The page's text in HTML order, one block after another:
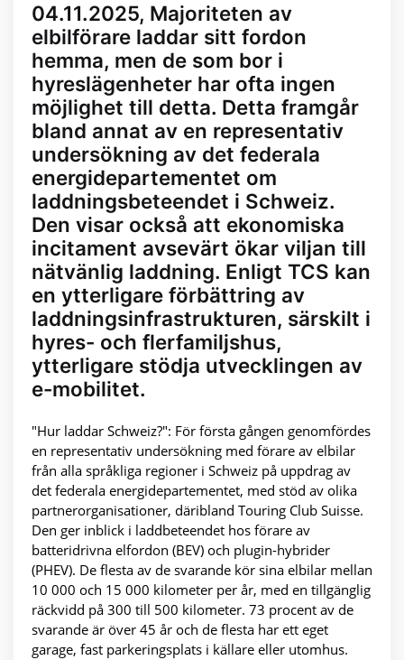
04.11.2025, Majoriteten av
elbilförare laddar sitt fordon
hemma, men de som bor i
hyreslägenheter har ofta ingen
möjlighet till detta. Detta framgår
bland annat av en representativ
undersökning av det federala
energidepartementet om
laddningsbeteendet i Schweiz.
Den visar också att ekonomiska
incitament avsevärt ökar viljan till
nätvänlig laddning. Enligt TCS kan
en ytterligare förbättring av
laddningsinfrastrukturen, särskilt i
hyres- och flerfamiljshus,
ytterligare stödja utvecklingen av
e-mobilitet.
"Hur laddar Schweiz?": För första gången genomfördes
en representativ undersökning med förare av elbilar
från alla språkliga regioner i Schweiz på uppdrag av
det federala energidepartementet, med stöd av olika
partnerorganisationer, däribland Touring Club Suisse.
Den ger inblick i laddbeteendet hos förare av
batteridrivna elfordon (BEV) och plugin-hybrider
(PHEV). De flesta av de svarande kör sina elbilar mellan
10 000 och 15 000 kilometer per år, med en tillgänglig
räckvidd på 300 till 500 kilometer. 73 procent av de
svarande är över 45 år och de flesta har ett eget
garage, fast parkeringsplats i källare eller utomhus.